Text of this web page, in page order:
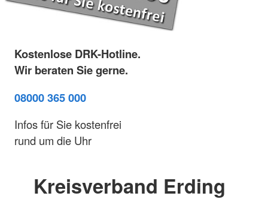
Kostenlose DRK-Hotline.
Wir beraten Sie gerne.
08000 365 000
Infos für Sie kostenfrei
rund um die Uhr
Kreisverband Erding